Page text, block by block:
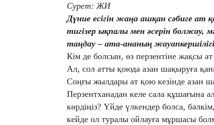
Сурет: ЖИ
Дүние есігін жаңа ашқан сәбиге ат
тигізер ықпалы мен әсерін болжау,
таңдау – ата-ананың
Кім де болсын, өз перзентіне жақсы
Ал, сол атты қоюда азан шақыруға
Соңғы жылдары ат қою кезінде азан
Перзентханадан келе сала құшағына
көрдіңіз? Үйде үлкендер болса,
кейде ол туралы ойлауға мұршасы